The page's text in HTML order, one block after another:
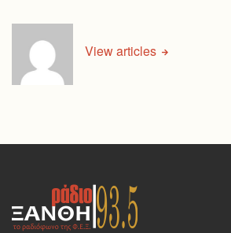
View articles